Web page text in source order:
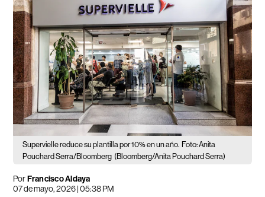
Supervielle reduce su plantilla por 10% en un año. Foto: Anita
Pouchard Serra/Bloomberg (Bloomberg/Anita Pouchard Serra)
PorFrancisco Aldaya
07 de mayo, 2026 | 05:38 PM